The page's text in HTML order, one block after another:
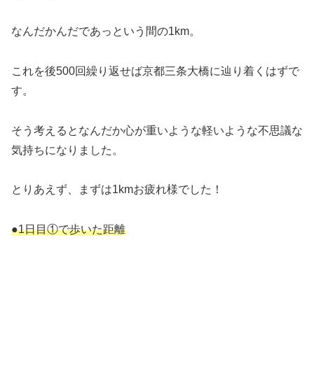
なんだかんだであっという間の1km。
これを後500回繰り返せば京都三条大橋に辿り着くはずで
す。
そう考えるとなんだか心が重いような軽いような不思議な
気持ちになりました。
とりあえず、まずは1kmお疲れ様でした！
●1日目①で歩いた距離